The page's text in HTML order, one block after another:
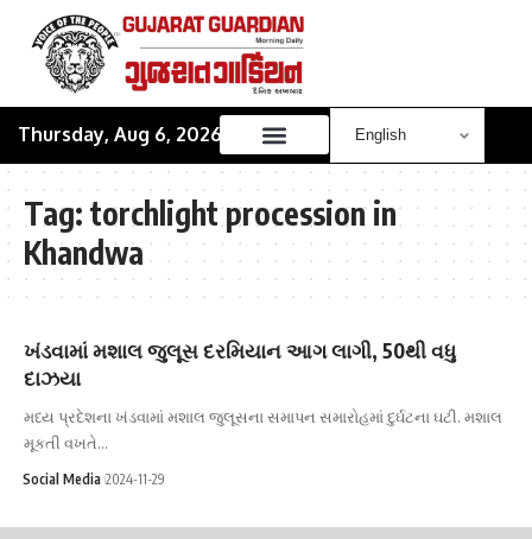
Thursday, Aug 6, 2026
Tag: torchlight procession in
Khandwa
ખંડવામાં મશાલ જુલૂસ દરમિયાન આગ લાગી, 50થી વધુ
દાઝયા
મધ્ય પ્રદેશના ખંડવામાં મશાલ જુલૂસના સમાપન સમારોહમાં દુર્ઘટના ઘટી. મશાલ
મૂકતી વખતે…
Social Media 2024-11-29